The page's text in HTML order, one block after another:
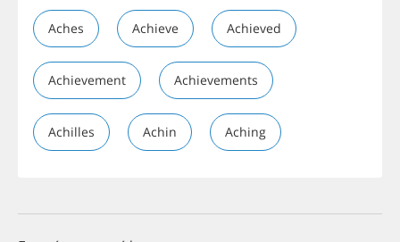
Aches Achieve Achieved
Achievement Achievements
Achilles Achin Aching